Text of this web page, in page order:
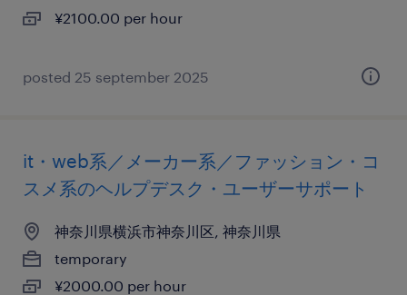
¥2100.00 per hour
posted 25 september 2025
it・web系／メーカー系／ファッション・コ
スメ系のヘルプデスク・ユーザーサポート
神奈川県横浜市神奈川区, 神奈川県
temporary
¥2000.00 per hour